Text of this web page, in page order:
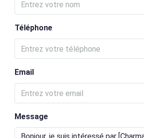
Téléphone
Email
Message